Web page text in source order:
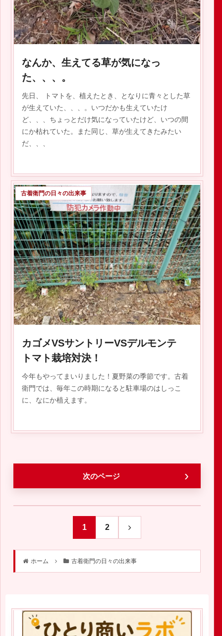
2019.06.06
なんか、生えてる草が気になっ
た、、、。
先日、 トマトを、植えたとき、となりに青々とした草
が生えていた、、、。いつだかも生えていたけ
ど、、、ちょっとだけ気になっていたけど、いつの間
にか枯れていた。また同じ、草が生えてきたみたい
だ、、、
2019.06.03
古着衛門の日々の出来事
カゴメVSサントリーVSデルモンテ
トマト栽培対決！
今年もやってまいりました！夏野菜の季節です。古着
衛門では、毎年この時期になると駐車場のはしっこ
に、なにか植えます。
次のページ
1 2
次
へ
ホーム 古着衛門の日々の出来事